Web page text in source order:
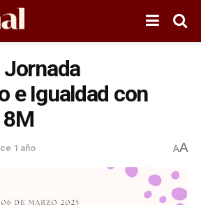
Jornada
e Igualdad con
1 año AA